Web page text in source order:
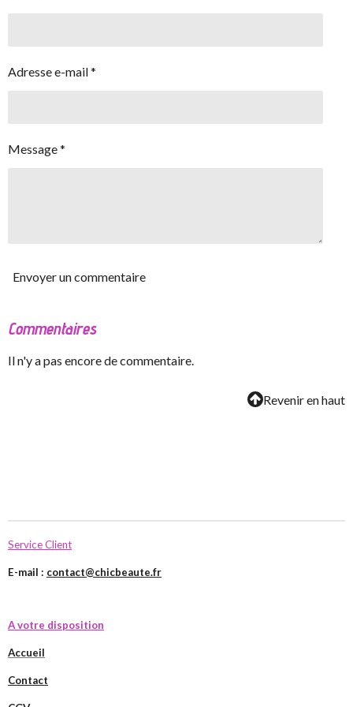
Adresse e-mail *
Message *
Envoyer un commentaire
Commentaires
Il n'y a pas encore de commentaire.
Revenir en haut
Service Client
E-mail : contact@chicbeaute.fr
A votre disposition
Accueil
Contact